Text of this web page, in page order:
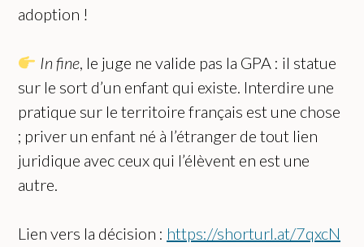
adoption !
In fine, le juge ne valide pas la GPA : il statue
sur le sort d’un enfant qui existe. Interdire une
pratique sur le territoire français est une chose
; priver un enfant né à l’étranger de tout lien
juridique avec ceux qui l’élèvent en est une
autre.
Lien vers la décision : https://shorturl.at/7qxcN